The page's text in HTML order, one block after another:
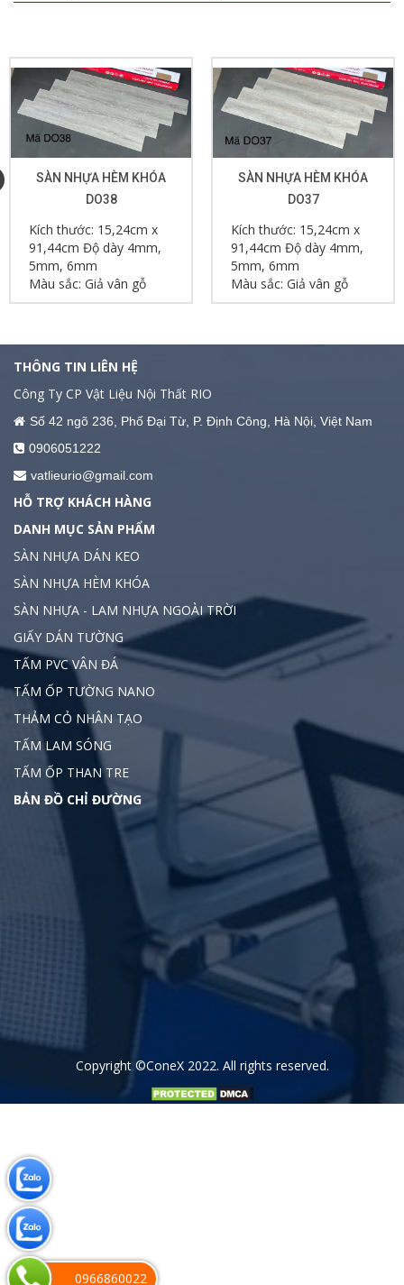
SÀN NHỰA HÈM KHÓA
DO38
Kích thước: 15,24cm x
91,44cm Độ dày 4mm,
5mm, 6mm
Màu sắc: Giả vân gỗ
SÀN NHỰA HÈM KHÓA
DO37
Kích thước: 15,24cm x
91,44cm Độ dày 4mm,
5mm, 6mm
Màu sắc: Giả vân gỗ
THÔNG TIN LIÊN HỆ
Công Ty CP Vật Liệu Nội Thất RIO
Số 42 ngõ 236, Phố Đại Từ, P. Định Công, Hà Nội, Việt Nam
0906051222
vatlieurio@gmail.com
HỖ TRỢ KHÁCH HÀNG
DANH MỤC SẢN PHẨM
SÀN NHỰA DÁN KEO
SÀN NHỰA HÈM KHÓA
SÀN NHỰA - LAM NHỰA NGOÀI TRỜI
GIẤY DÁN TƯỜNG
TẤM PVC VÂN ĐÁ
TẤM ỐP TƯỜNG NANO
THẢM CỎ NHÂN TẠO
TẤM LAM SÓNG
TẤM ỐP THAN TRE
BẢN ĐỒ CHỈ ĐƯỜNG
Copyright ©ConeX 2022. All rights reserved.
0966860022